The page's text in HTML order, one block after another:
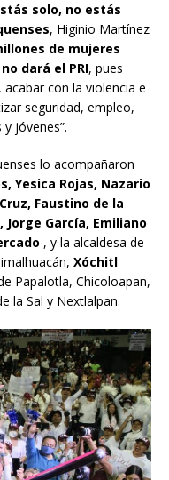
solo, no estás
, Higinio Martínez
de mujeres
dará el PRI, pues
con la violencia e
seguridad, empleo,
jóvenes”.
lo acompañaron
Yesica Rojas, Nazario
Faustino de la
García, Emiliano
, y la alcaldesa de
Xóchitl
Papalotla, Chicoloapan,
la Sal y Nextlalpan.